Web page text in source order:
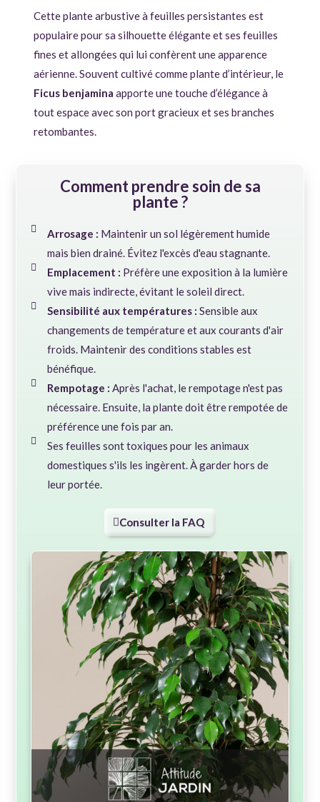
Cette plante arbustive à feuilles persistantes est
populaire pour sa silhouette élégante et ses feuilles
fines et allongées qui lui confèrent une apparence
aérienne. Souvent cultivé comme plante d’intérieur, le
Ficus benjamina apporte une touche d’élégance à
tout espace avec son port gracieux et ses branches
retombantes.
Comment prendre soin de sa
plante ?
Arrosage : Maintenir un sol légèrement humide
mais bien drainé. Évitez l'excès d'eau stagnante.
Emplacement : Préfère une exposition à la lumière
vive mais indirecte, évitant le soleil direct.
Sensibilité aux températures : Sensible aux
changements de température et aux courants d'air
froids. Maintenir des conditions stables est
bénéfique.
Rempotage : Après l'achat, le rempotage n'est pas
nécessaire. Ensuite, la plante doit être rempotée de
préférence une fois par an.
Ses feuilles sont toxiques pour les animaux
domestiques s'ils les ingèrent. À garder hors de
leur portée.
Consulter la FAQ